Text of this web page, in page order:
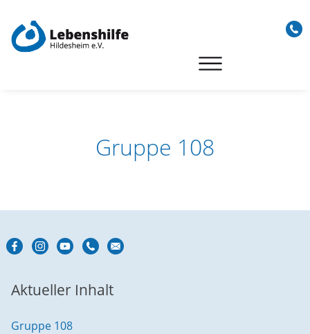
content
Gruppe 108
Aktueller Inhalt
Gruppe 108